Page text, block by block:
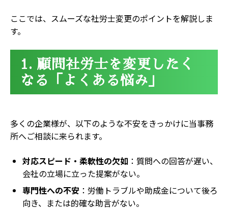
手続き顧問
労務相談顧問-アドバイザリー顧問-
他士業の方へ
アクセス
お問い合わせ
採用について
個人情報取扱方針
ここでは、スムーズな社労士変更のポイントを解説しま
す。
1. 顧問社労士を変更したく
なる「よくある悩み」
多くの企業様が、以下のような不安をきっかけに当事務
所へご相談に来られます。
対応スピード・柔軟性の欠如 ：質問への回答が遅い、
会社の立場に立った提案がない。
専門性への不安 ：労働トラブルや助成金について後ろ
向き、または的確な助言がない。